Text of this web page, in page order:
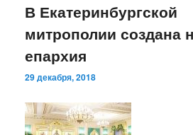
В Екатеринбургской
митрополии создана
епархия
29 декабря, 2018